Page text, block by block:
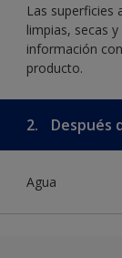
Las superficies
limpias, secas
información
producto.
2. Después
Agua